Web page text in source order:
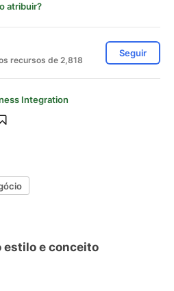
atribuir?
recursos de 2,818
Seguir
Integration
estilo e conceito